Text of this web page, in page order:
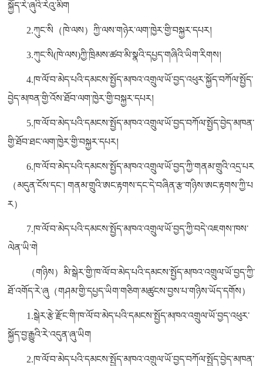
སྐྱོད་རེ་ཞུའི་རེའུ་མིག
2.ཀུང་སི（ཁེ་ལས）ཀྱི་ལས་གཉེར་ལག་ཁྱེར་གྱི་བསྐྱར་དཔར།
3.ཀུང་སི(ཁེ་ལས)ཀྱི་ཁྲིམས་ཚབ་མི་སྣའི་དཔྱད་གཞིའི་ཡིག་རིགས།
4.ཁ་ལོ་བ་མེད་པའི་དམངས་སྤྱོད་མཁའ་འགྲུལ་ཡོ་བྱད་འཕུར་སྐྱོད་བཀོལ་སྤྱོད་
བྱེད་མཁན་གྱི་འོས་ཐོབ་ལག་ཁྱེར་གྱི་བསྐྱར་དཔར།
5.ཁ་ལོ་བ་མེད་པའི་དམངས་སྤྱོད་མཁའ་འགྲུལ་ཡོ་བྱད་བཀོལ་སྤྱོད་བྱེད་མཁན་
གྱི་ཐོབ་ཐང་ལག་ཁྱེར་གྱི་བསྐྱར་དཔར།
6.ཁ་ལོ་བ་མེད་པའི་དམངས་སྤྱོད་མཁའ་འགྲུལ་ཡོ་བྱད་ཀྱི་གནམ་གྲུའི་འདྲ་པར
（མདུན་ངོས་དང་། གནམ་གྲུའི་ཨང་རྟགས་དང་དེ་བཞིན་རྩ་གཉིས་ཨང་རྟགས་ཀྱི་པ
ར）
7.ཁ་ལོ་བ་མེད་པའི་དམངས་སྤྱོད་མཁའ་འགྲུལ་ཡོ་བྱད་ཀྱི་བདེ་འཇགས་ཁས་
ལེན་ཡི་གེ
（གཉིས）མི་སྒེར་གྱི་ཁ་ལོ་བ་མེད་པའི་དམངས་སྤྱོད་མཁའ་འགྲུལ་ཡོ་བྱད་ཀྱི་
ཐོ་འགོད་རེ་ཞུ（གཤམ་གྱི་དཔྱད་ཡིག་གཅིག་མཚུངས་བྱས་པ་གཉིས་ཡོད་དགོས）
1.སྒེར་རྩེ་རྫོང་གི་ཁ་ལོ་བ་མེད་པའི་དམངས་སྤྱོད་མཁའ་འགྲུལ་ཡོ་བྱད་འཕུར་
སྐྱོད་བྱ་རྒྱུའི་རེ་འདུན་ཞུ་ཡིག
2.ཁ་ལོ་བ་མེད་པའི་དམངས་སྤྱོད་མཁའ་འགྲུལ་ཡོ་བྱད་བཀོལ་སྤྱོད་བྱེད་མཁན་